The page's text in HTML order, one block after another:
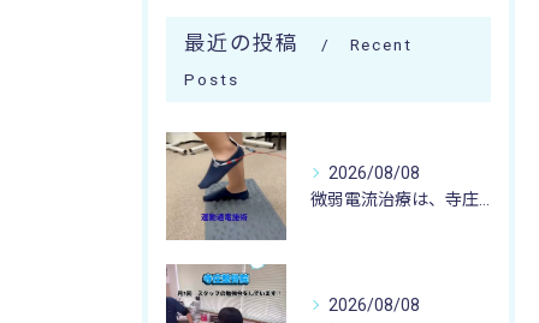
最近の投稿
Recent
Posts
2026/08/08
2026/08/08